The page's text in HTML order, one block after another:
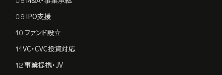
09 IPO支援
10 ファンド設立
11VC・CVC投資対応
12事業提携・JV